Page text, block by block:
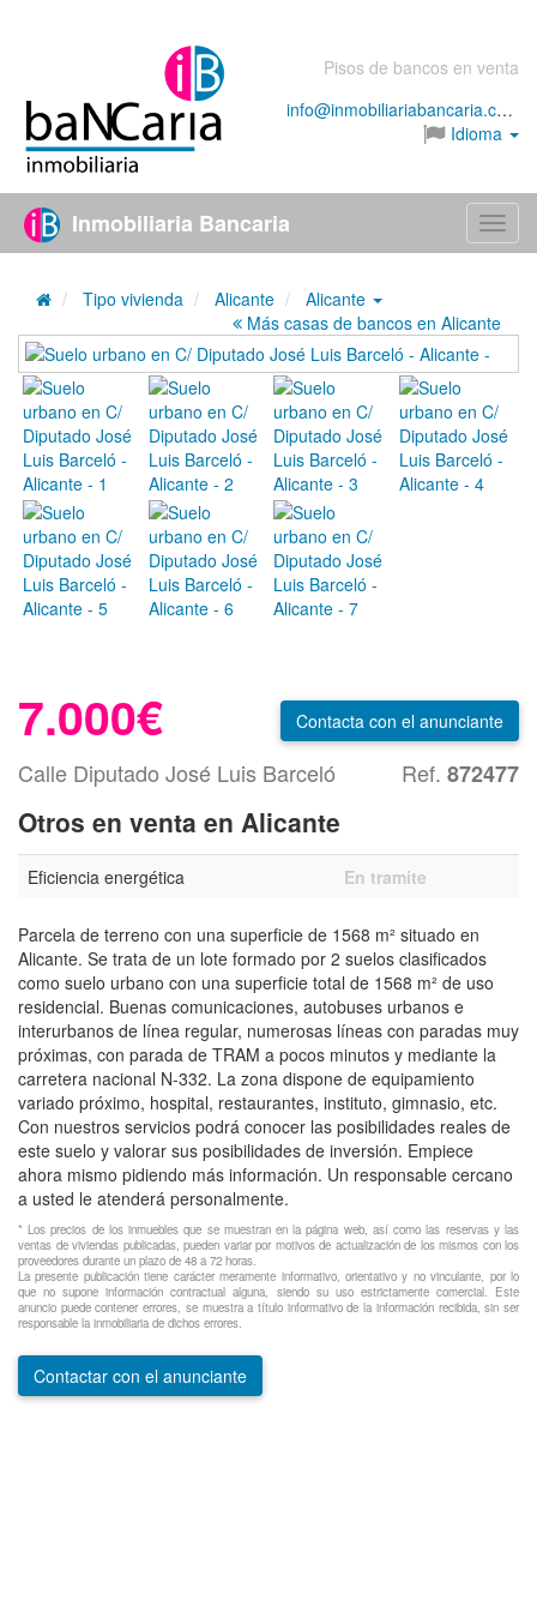
Pisos de bancos en venta
info@inmobiliariabancaria.com
Idioma
Menú
Inmobiliaria Bancaria
Tipo vivienda Alicante
Alicante
Más casas de bancos en Alicante
Contacta con el anunciante
7.000€
Calle Diputado José Luis Barceló Ref. 872477
Otros en venta en Alicante
Eficiencia energética En tramite
Parcela de terreno con una superficie de 1568 m² situado en
Alicante. Se trata de un lote formado por 2 suelos clasificados
como suelo urbano con una superficie total de 1568 m² de uso
residencial. Buenas comunicaciones, autobuses urbanos e
interurbanos de línea regular, numerosas líneas con paradas muy
próximas, con parada de TRAM a pocos minutos y mediante la
carretera nacional N-332. La zona dispone de equipamiento
variado próximo, hospital, restaurantes, instituto, gimnasio, etc.
Con nuestros servicios podrá conocer las posibilidades reales de
este suelo y valorar sus posibilidades de inversión. Empiece
ahora mismo pidiendo más información. Un responsable cercano
a usted le atenderá personalmente.
* Los precios de los inmuebles que se muestran en la página web, así como las reservas y las
ventas de viviendas publicadas, pueden variar por motivos de actualización de los mismos con los
proveedores durante un plazo de 48 a 72 horas.
La presente publicación tiene carácter meramente informativo, orientativo y no vinculante, por lo
que no supone información contractual alguna, siendo su uso estrictamente comercial. Este
anuncio puede contener errores, se muestra a título informativo de la información recibida, sin ser
responsable la inmobiliaria de dichos errores.
Contactar con el anunciante